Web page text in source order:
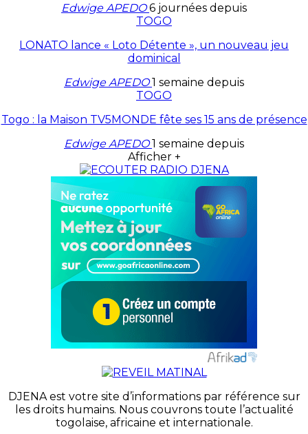
Edwige APEDO6 journées depuis
TOGO
LONATO lance « Loto Détente », un nouveau jeu
dominical
Edwige APEDO1 semaine depuis
TOGO
Togo : la Maison TV5MONDE fête ses 15 ans de présence
Edwige APEDO1 semaine depuis
Afficher +
DJENA est votre site d’informations par référence sur
les droits humains. Nous couvrons toute l’actualité
togolaise, africaine et internationale.